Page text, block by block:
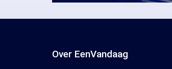
Over EenVandaag